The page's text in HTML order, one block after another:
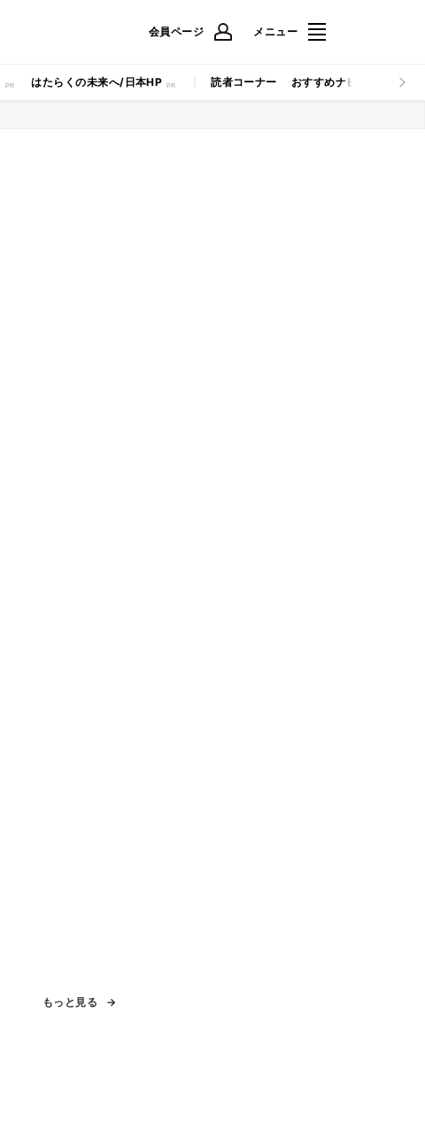
会員ページ メニュー
はたらくの未来へ/日本HP 読者コーナー おすすめナビ マイナビ
もっと見る